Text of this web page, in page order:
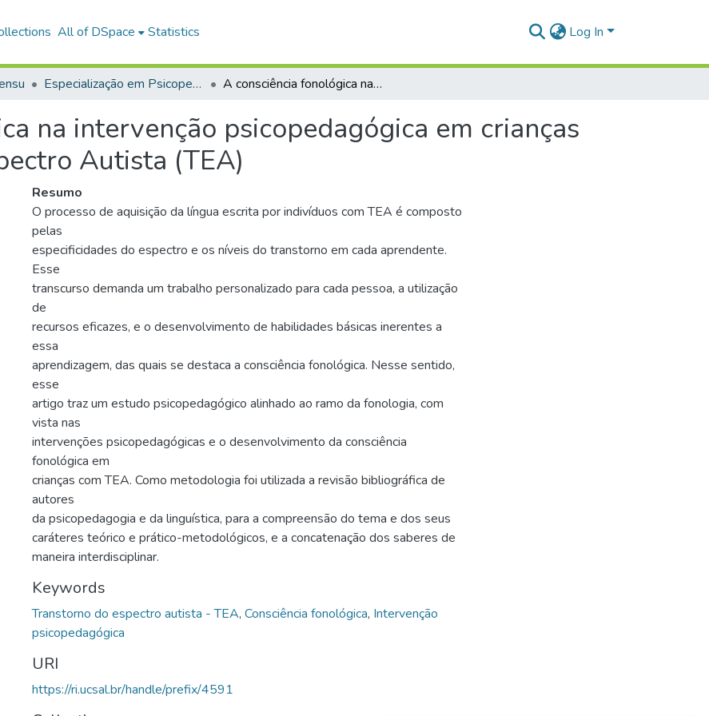
All of DSpace Statistics Log In
Especialização em Psicopedagogia A consciência fonológica na intervenção psicopedagógica em crianças com Transtorno do Espectro Autista (TEA)
na intervenção psicopedagógica em crianças
Autista (TEA)
Resumo
O processo de aquisição da língua escrita por indivíduos com TEA é composto
pelas
especificidades do espectro e os níveis do transtorno em cada aprendente.
Esse
transcurso demanda um trabalho personalizado para cada pessoa, a utilização
de
recursos eficazes, e o desenvolvimento de habilidades básicas inerentes a
essa
aprendizagem, das quais se destaca a consciência fonológica. Nesse sentido,
esse
artigo traz um estudo psicopedagógico alinhado ao ramo da fonologia, com
vista nas
intervenções psicopedagógicas e o desenvolvimento da consciência
fonológica em
crianças com TEA. Como metodologia foi utilizada a revisão bibliográfica de
autores
da psicopedagogia e da linguística, para a compreensão do tema e dos seus
caráteres teórico e prático-metodológicos, e a concatenação dos saberes de
maneira interdisciplinar.
Keywords
Transtorno do espectro autista - TEA, Consciência fonológica, Intervenção
psicopedagógica
URI
https://ri.ucsal.br/handle/prefix/4591